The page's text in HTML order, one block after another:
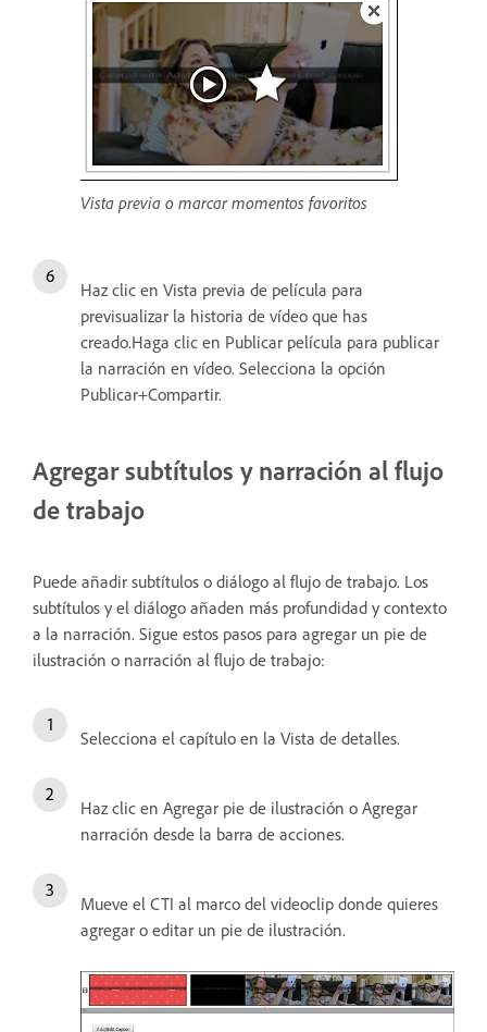
Vista previa o marcar momentos favoritos
Haz clic en Vista previa de película para
previsualizar la historia de vídeo que has
creado.Haga clic en Publicar película para publicar
la narración en vídeo. Selecciona la opción
Publicar+Compartir.
Agregar subtítulos y narración al flujo
de trabajo
Puede añadir subtítulos o diálogo al flujo de trabajo. Los
subtítulos y el diálogo añaden más profundidad y contexto
a la narración. Sigue estos pasos para agregar un pie de
ilustración o narración al flujo de trabajo:
Selecciona el capítulo en la Vista de detalles.
Haz clic en Agregar pie de ilustración o Agregar
narración desde la barra de acciones.
Mueve el CTI al marco del videoclip donde quieres
agregar o editar un pie de ilustración.